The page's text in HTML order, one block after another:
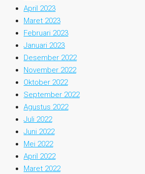
April 2023
Maret 2023
Februari 2023
Januari 2023
Desember 2022
November 2022
Oktober 2022
September 2022
Agustus 2022
Juli 2022
Juni 2022
Mei 2022
April 2022
Maret 2022